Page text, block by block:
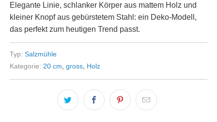
Elegante Linie, schlanker Körper aus mattem Holz und
kleiner Knopf aus gebürstetem Stahl: ein Deko-Modell,
das perfekt zum heutigen Trend passt.
Typ: Salzmühle
Kategorie: 20 cm gross Holz